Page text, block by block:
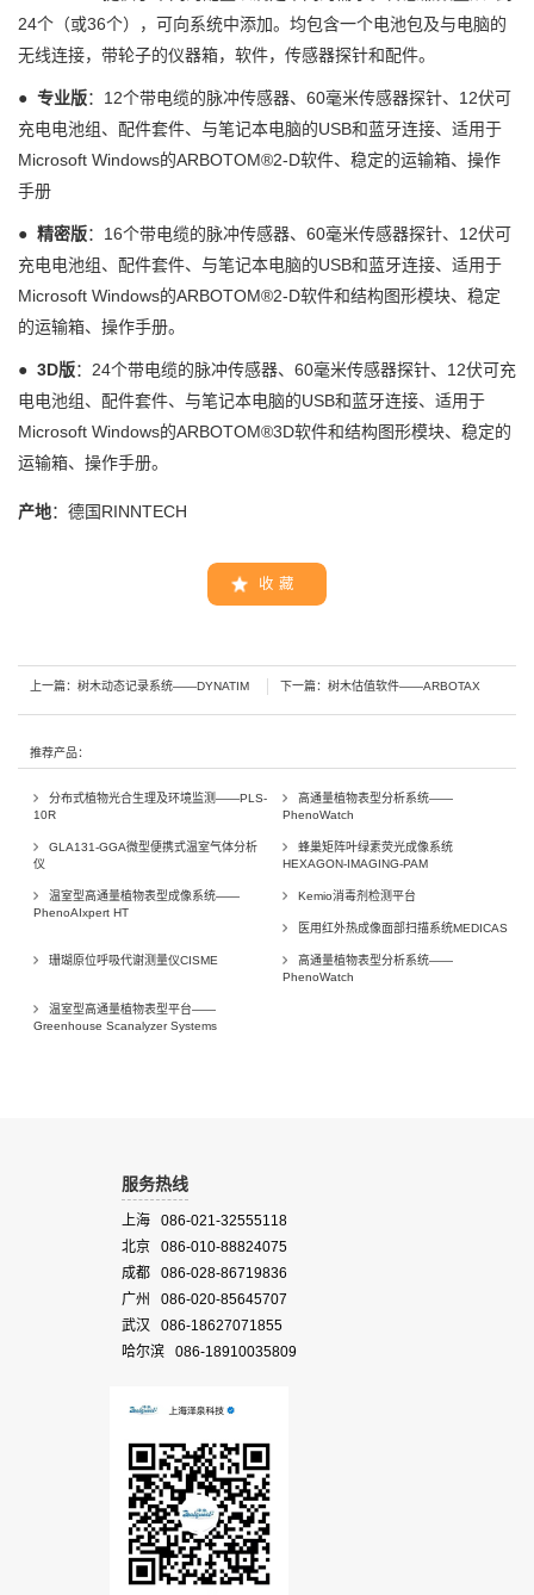
24个（或36个），可向系统中添加。均包含一个电池包及与电脑的
无线连接，带轮子的仪器箱，软件，传感器探针和配件。
● 专业版：12个带电缆的脉冲传感器、60毫米传感器探针、12伏可
充电电池组、配件套件、与笔记本电脑的USB和蓝牙连接、适用于
Microsoft Windows的ARBOTOM®2-D软件、稳定的运输箱、操作
手册
● 精密版：16个带电缆的脉冲传感器、60毫米传感器探针、12伏可
充电电池组、配件套件、与笔记本电脑的USB和蓝牙连接、适用于
Microsoft Windows的ARBOTOM®2-D软件和结构图形模块、稳定
的运输箱、操作手册。
● 3D版：24个带电缆的脉冲传感器、60毫米传感器探针、12伏可充
电电池组、配件套件、与笔记本电脑的USB和蓝牙连接、适用于
Microsoft Windows的ARBOTOM®3D软件和结构图形模块、稳定的
运输箱、操作手册。
产地：德国RINNTECH
收 藏
上一篇： 树木动态记录系统——DYNATIM 下一篇： 树木估值软件——ARBOTAX
推荐产品：
分布式植物光合生理及环境监测——PLS-
10R
高通量植物表型分析系统——
PhenoWatch
GLA131-GGA微型便携式温室气体分析
仪
蜂巢矩阵叶绿素荧光成像系统
HEXAGON-IMAGING-PAM
温室型高通量植物表型成像系统——
PhenoAIxpert HT
Kemio消毒剂检测平台
医用红外热成像面部扫描系统MEDICAS
珊瑚原位呼吸代谢测量仪CISME
高通量植物表型分析系统——
PhenoWatch
温室型高通量植物表型平台——
Greenhouse Scanalyzer Systems
服务热线
上海 086-021-32555118
北京 086-010-88824075
成都 086-028-86719836
广州 086-020-85645707
武汉 086-18627071855
哈尔滨 086-18910035809